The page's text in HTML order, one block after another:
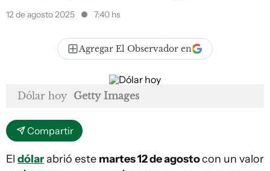
12 de agosto 2025 7:40 hs
Agregar El Observador en
Dólar hoy Getty Images
Compartir
El dólarabrió este martes 12 de agostocon un valor